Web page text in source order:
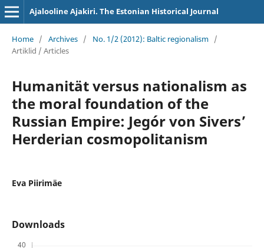
Ajalooline Ajakiri. The Estonian Historical Journal
Home / Archives / No. 1/2 (2012): Baltic regionalism /
Artiklid / Articles
Humanität versus nationalism as
the moral foundation of the
Russian Empire: Jegór von Sivers’
Herderian cosmopolitanism
Eva Piirimäe
Downloads